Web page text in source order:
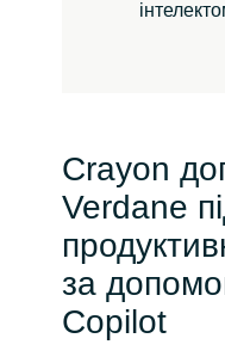
Crayon
Verdane
за
Copilot